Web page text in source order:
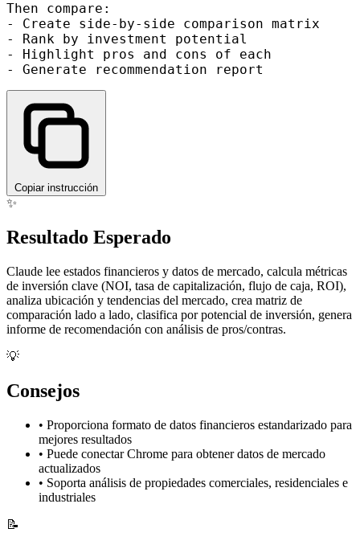
Then compare:
- Create side-by-side comparison matrix
- Rank by investment potential
- Highlight pros and cons of each
Copiar instrucción
✨
Resultado Esperado
Claude lee estados financieros y datos de mercado, calcula métricas
de inversión clave (NOI, tasa de capitalización, flujo de caja, ROI),
analiza ubicación y tendencias del mercado, crea matriz de
comparación lado a lado, clasifica por potencial de inversión, genera
informe de recomendación con análisis de pros/contras.
💡
Consejos
• Proporciona formato de datos financieros estandarizado para
mejores resultados
• Puede conectar Chrome para obtener datos de mercado
actualizados
• Soporta análisis de propiedades comerciales, residenciales e
industriales
📝